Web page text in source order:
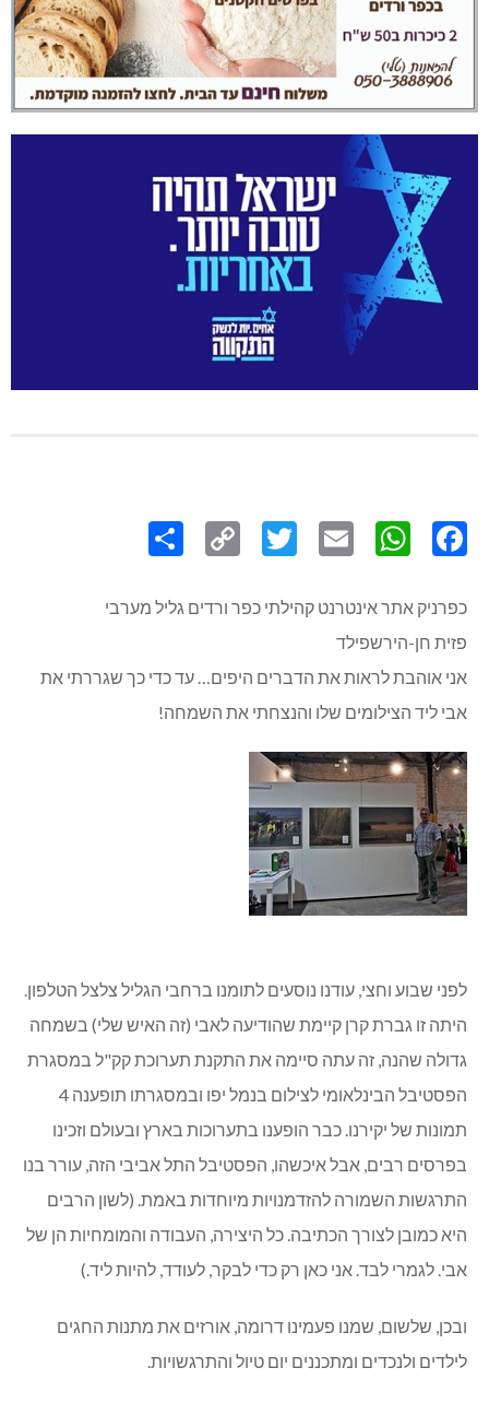
Link
כפרניק אתר אינטרנט קהילתי כפר ורדים גליל מערבי
פזית חן-הירשפילד
אני אוהבת לראות את הדברים היפים… עד כדי כך שגררתי את
אבי ליד הצילומים שלו והנצחתי את השמחה!
לפני שבוע וחצי, עודנו נוסעים לתומנו ברחבי הגליל צלצל הטלפון.
היתה זו גברת קרן קיימת שהודיעה לאבי (זה האיש שלי) בשמחה
גדולה שהנה, זה עתה סיימה את התקנת תערוכת קק"ל במסגרת
הפסטיבל הבינלאומי לצילום בנמל יפו ובמסגרתו תופענה 4
תמונות של יקירנו. כבר הופענו בתערוכות בארץ ובעולם וזכינו
בפרסים רבים, אבל איכשהו, הפסטיבל התל אביבי הזה, עורר בנו
התרגשות השמורה להזדמנויות מיוחדות באמת. (לשון הרבים
היא כמובן לצורך הכתיבה. כל היצירה, העבודה והמומחיות הן של
אבי. לגמרי לבד. אני כאן רק כדי לבקר, לעודד, להיות ליד.)
ובכן, שלשום, שמנו פעמינו דרומה, אורזים את מתנות החגים
לילדים ולנכדים ומתכננים יום טיול והתרגשויות.